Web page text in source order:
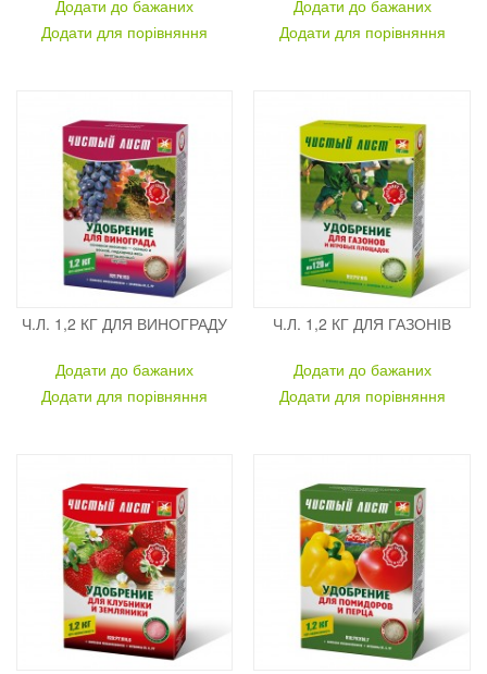
Додати до бажаних
Додати для порівняння
Додати до бажаних
Додати для порівняння
Ч.Л. 1,2 КГ ДЛЯ ВИНОГРАДУ
Додати до бажаних
Додати для порівняння
Ч.Л. 1,2 КГ ДЛЯ ГАЗОНІВ
Додати до бажаних
Додати для порівняння